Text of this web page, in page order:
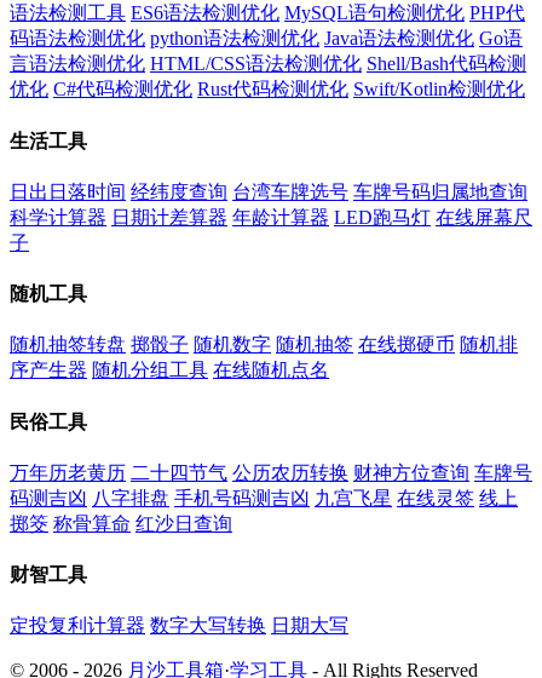
语法检测工具 ES6语法检测优化 MySQL语句检测优化 PHP代
码语法检测优化 python语法检测优化 Java语法检测优化 Go语
言语法检测优化 HTML/CSS语法检测优化 Shell/Bash代码检测
优化 C#代码检测优化 Rust代码检测优化 Swift/Kotlin检测优化
生活工具
日出日落时间 经纬度查询 台湾车牌选号 车牌号码归属地查询
科学计算器 日期计差算器 年龄计算器 LED跑马灯 在线屏幕尺
子
随机工具
随机抽签转盘 掷骰子 随机数字 随机抽签 在线掷硬币 随机排
序产生器 随机分组工具 在线随机点名
民俗工具
万年历老黄历 二十四节气 公历农历转换 财神方位查询 车牌号
码测吉凶 八字排盘 手机号码测吉凶 九宫飞星 在线灵签 线上
掷筊 称骨算命 红沙日查询
财智工具
定投复利计算器 数字大写转换 日期大写
© 2006 - 2026 月沙工具箱·学习工具 - All Rights Reserved